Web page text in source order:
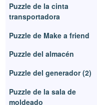
Puzzle de la cinta
transportadora
Puzzle de Make a friend
Puzzle del almacén
Puzzle del generador (2)
Puzzle de la sala de
moldeado